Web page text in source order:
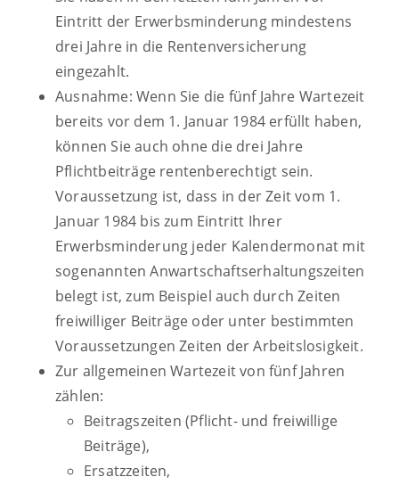
Eintritt der Erwerbsminderung mindestens
drei Jahre in die Rentenversicherung
eingezahlt.
Ausnahme: Wenn Sie die fünf Jahre Wartezeit
bereits vor dem 1. Januar 1984 erfüllt haben,
können Sie auch ohne die drei Jahre
Pflichtbeiträge rentenberechtigt sein.
Voraussetzung ist, dass in der Zeit vom 1.
Januar 1984 bis zum Eintritt Ihrer
Erwerbsminderung jeder Kalendermonat mit
sogenannten Anwartschaftserhaltungszeiten
belegt ist, zum Beispiel auch durch Zeiten
freiwilliger Beiträge oder unter bestimmten
Voraussetzungen Zeiten der Arbeitslosigkeit.
Zur allgemeinen Wartezeit von fünf Jahren
zählen:
Beitragszeiten (Pflicht- und freiwillige
Beiträge),
Ersatzzeiten,